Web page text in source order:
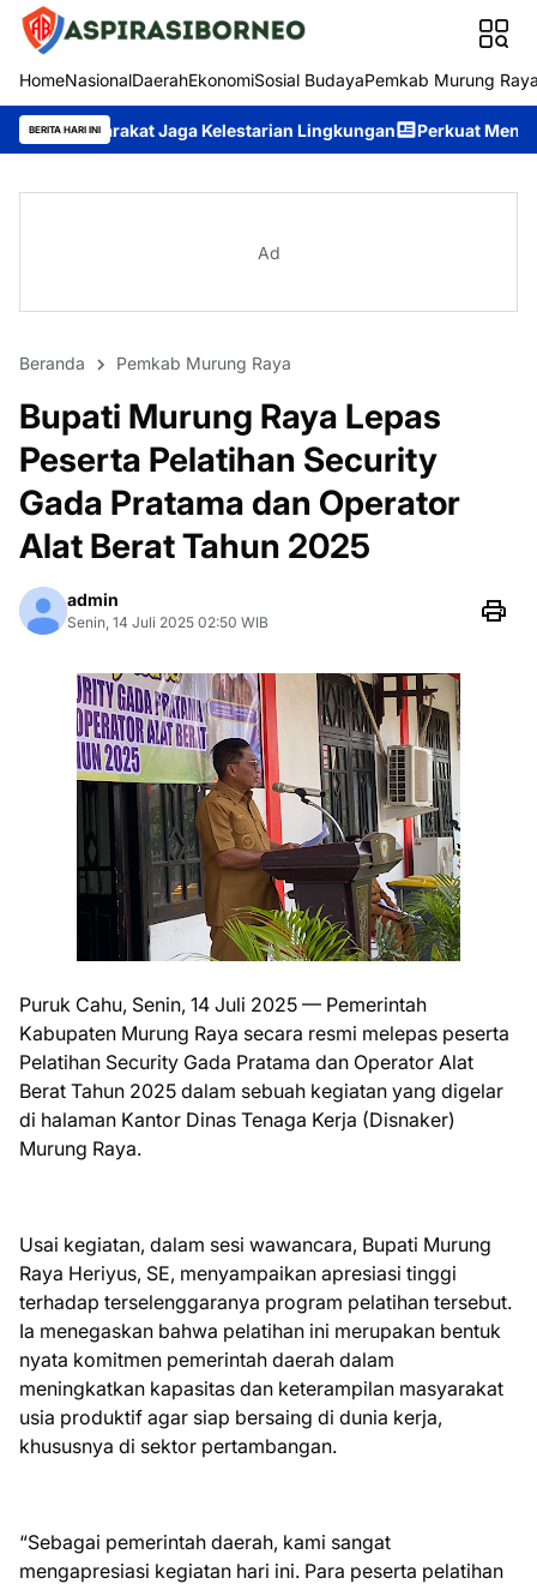
HomeNasionalDaerahEkonomiSosial BudayaPemkab Murung
BERITA HARI INI
Kelestarian Lingkungan Perkuat Mental Spiritual
Ad
Beranda Pemkab Murung Raya
Bupati Murung Raya Lepas
Peserta Pelatihan Security
Gada Pratama dan Operator
Alat Berat Tahun 2025
admin
Senin, 14 Juli 2025 02:50 WIB
Puruk Cahu, Senin, 14 Juli 2025 — Pemerintah
Kabupaten Murung Raya secara resmi melepas peserta
Pelatihan Security Gada Pratama dan Operator Alat
Berat Tahun 2025 dalam sebuah kegiatan yang digelar
di halaman Kantor Dinas Tenaga Kerja (Disnaker)
Murung Raya.
Usai kegiatan, dalam sesi wawancara, Bupati Murung
Raya Heriyus, SE, menyampaikan apresiasi tinggi
terhadap terselenggaranya program pelatihan tersebut.
Ia menegaskan bahwa pelatihan ini merupakan bentuk
nyata komitmen pemerintah daerah dalam
meningkatkan kapasitas dan keterampilan masyarakat
usia produktif agar siap bersaing di dunia kerja,
khususnya di sektor pertambangan.
“Sebagai pemerintah daerah, kami sangat
mengapresiasi kegiatan hari ini. Para peserta pelatihan